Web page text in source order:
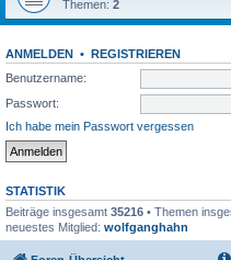
Themen: 2
ANMELDEN • REGISTRIEREN
Benutzername:
Passwort:
Ich habe mein Passwort vergessen
STATISTIK
Beiträge insgesamt 35216 • Themen
neuestes Mitglied: wolfganghahn